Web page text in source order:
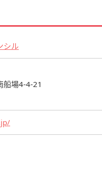
シル
船場4-4-21